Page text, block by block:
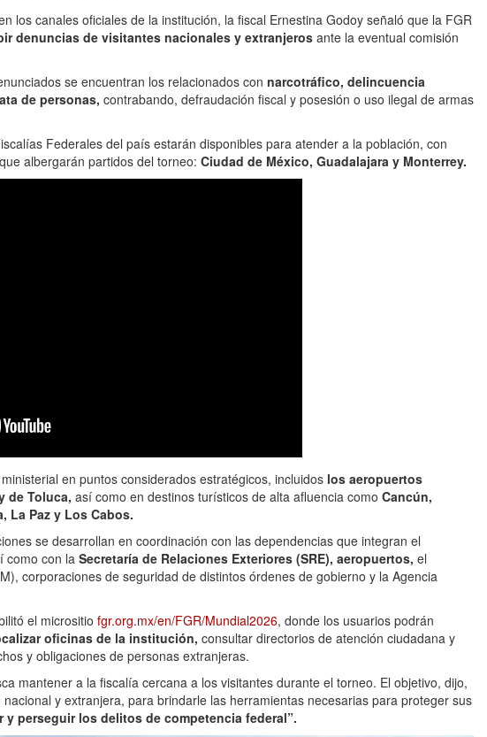
los canales oficiales de la institución, la fiscal Ernestina Godoy señaló que la FGR
denuncias de visitantes nacionales y extranjeros ante la eventual comisión
se encuentran los relacionados con narcotráfico, delincuencia
de personas, contrabando, defraudación fiscal y posesión o uso ilegal de armas
Federales del país estarán disponibles para atender a la población, con
albergarán partidos del torneo: Ciudad de México, Guadalajara y Monterrey.
en puntos considerados estratégicos, incluidos los aeropuertos
de Toluca, así como en destinos turísticos de alta afluencia como Cancún,
La Paz y Los Cabos.
se desarrollan en coordinación con las dependencias que integran el
como con laSecretaría de Relaciones Exteriores (SRE), aeropuertos, el
corporaciones de seguridad de distintos órdenes de gobierno y la Agencia
el micrositio fgr.org.mx/en/FGR/Mundial2026, donde los usuarios podrán
oficinas de la institución, consultar directorios de atención ciudadana y
y obligaciones de personas extranjeras.
mantener a la fiscalía cercana a los visitantes durante el torneo. El objetivo, dijo,
y extranjera, para brindarle las herramientas necesarias para proteger sus
y perseguir los delitos de competencia federal”.